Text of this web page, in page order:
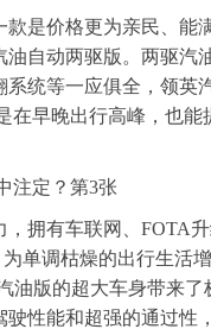
是价格更为亲民、能
自动两驱版。两驱汽
统等一应俱全，领英
在早晚出行高峰，也能
拥有车联网、FOTA
单调枯燥的出行生活
油版的超大车身带来
性能和超强的通过性